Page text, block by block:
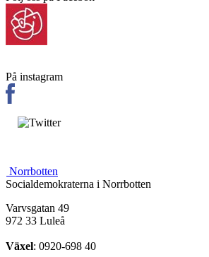
På instagram
Norrbotten
Socialdemokraterna i Norrbotten
Varvsgatan 49
972 33 Luleå
Växel: 0920-698 40